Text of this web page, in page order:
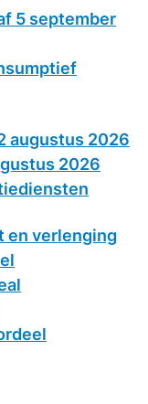
5 september
augustus 2026
2026
en verlenging